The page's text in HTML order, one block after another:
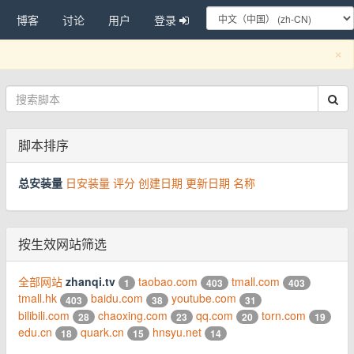
博客 讨论 用户 登录
×
脚本排序
总安装量 日安装量 评分 创建日期 更新日期 名称
按生效网站筛选
全部网站 zhanqi.tv 1 taobao.com 403 tmall.com 403
tmall.hk 403 baidu.com 38 youtube.com 31
bilibili.com 28 chaoxing.com 23 qq.com 20 torn.com 19
edu.cn 18 quark.cn 15 hnsyu.net 14